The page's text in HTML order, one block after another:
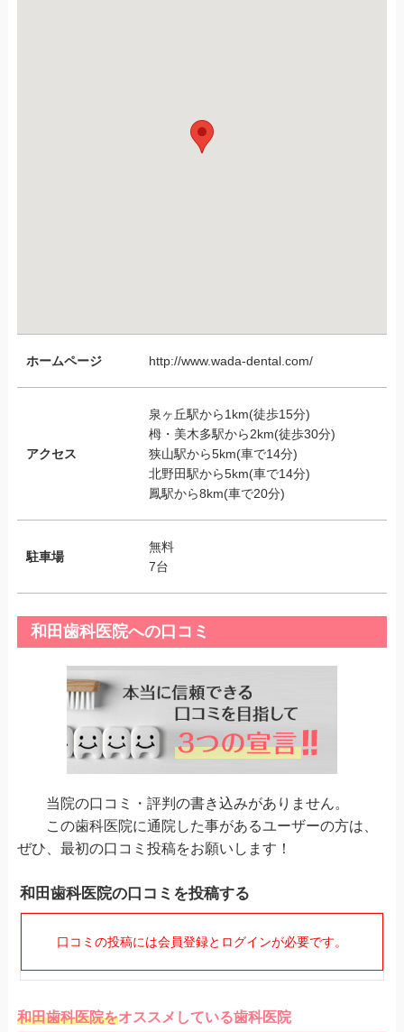
ホームページ http://www.wada-dental.com/
アクセス
泉ヶ丘駅から1km(徒歩15分)
栂・美木多駅から2km(徒歩30分)
狭山駅から5km(車で14分)
北野田駅から5km(車で14分)
鳳駅から8km(車で20分)
駐車場
無料
7台
和田歯科医院への口コミ
当院の口コミ・評判の書き込みがありません。
この歯科医院に通院した事があるユーザーの方は、
ぜひ、最初の口コミ投稿をお願いします！
和田歯科医院の口コミを投稿する
口コミの投稿には会員登録とログインが必要です。
和田歯科医院をオススメしている歯科医院